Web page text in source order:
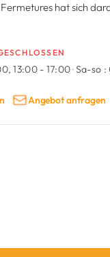
hat sich
13:00 - 17:00·Sa-so :
Angebot anfragen